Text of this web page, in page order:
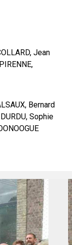
Jean
Bernard
Sophie